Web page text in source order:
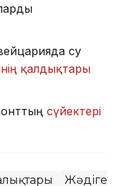
су
қалдықтары
сүйектері
Жәдігер